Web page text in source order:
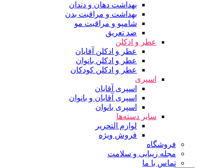
بهداشت دهان و دندان
بهداشت و مراقبت بدن
شامپو و مراقبت مو
ضد تعریق
عطر و ادکلن
عطر و ادکلن آقایان
عطر و ادکلن بانوان
عطر و ادکلن کودکان
اسپری
اسپری آقایان
اسپری آقایان و بانوان
اسپری بانوان
سایر دسته‌ها
لوازم التحریر
فروش ویژه
فروشگاه
مجله زیبایی و سلامت
تماس با ما